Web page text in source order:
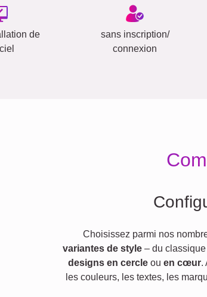
de
sans inscription/
connexion
Choisissez parmi nos
variantes de style – du classique
designs en cercleou en cœur.
les couleurs, les textes, les